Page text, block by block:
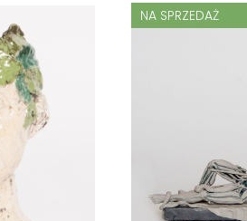
NA SPRZEDAŻ